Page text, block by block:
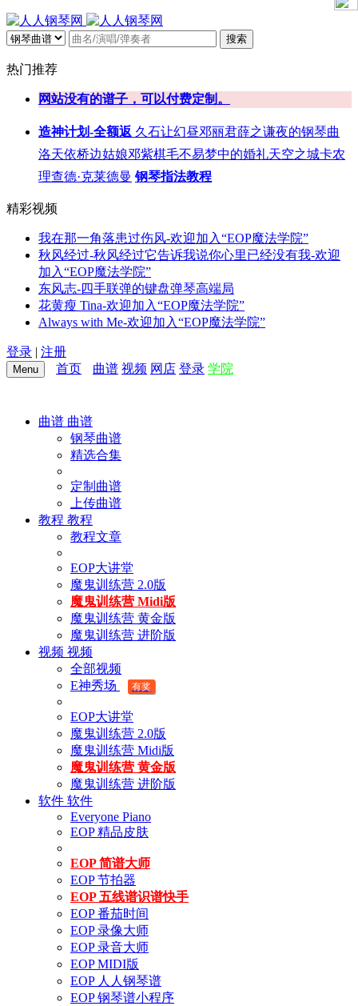
搜索
热门推荐
网站没有的谱子，可以付费定制。
造神计划-全额返 久石让幻昼邓丽君薛之谦夜的钢琴曲
洛天依桥边姑娘邓紫棋毛不易梦中的婚礼天空之城卡农
理查德·克莱德曼 钢琴指法教程
精彩视频
我在那一角落患过伤风-欢迎加入“EOP魔法学院”
秋风经过-秋风经过它告诉我说你心里已经没有我-欢迎
加入“EOP魔法学院”
东风志-四手联弹的键盘弹琴高端局
花黄瘦 Tina-欢迎加入“EOP魔法学院”
Always with Me-欢迎加入“EOP魔法学院”
登录 | 注册
Menu 首页 曲谱 视频 网店 登录 学院
曲谱 曲谱
钢琴曲谱
精选合集
定制曲谱
上传曲谱
教程 教程
教程文章
EOP大讲堂
魔鬼训练营 2.0版
魔鬼训练营 Midi版
魔鬼训练营 黄金版
魔鬼训练营 进阶版
视频 视频
全部视频
E神秀场
有奖
EOP大讲堂
魔鬼训练营 2.0版
魔鬼训练营 Midi版
魔鬼训练营 黄金版
魔鬼训练营 进阶版
软件 软件
Everyone Piano
EOP 精品皮肤
EOP 简谱大师
EOP 节拍器
EOP 五线谱识谱快手
EOP 番茄时间
EOP 录像大师
EOP 录音大师
EOP MIDI版
EOP 人人钢琴谱
EOP 钢琴谱小程序